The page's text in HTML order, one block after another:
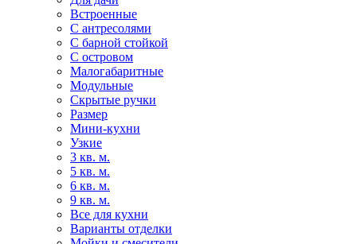
Встроенные
С антресолями
С барной стойкой
С островом
Малогабаритные
Модульные
Скрытые ручки
Размер
Мини-кухни
Узкие
3 кв. м.
5 кв. м.
6 кв. м.
9 кв. м.
Все для кухни
Варианты отделки